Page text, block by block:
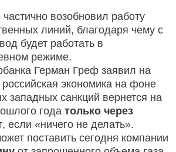
частично возобновил работу
линий, благодаря чему с
будет работать в
режиме.
Герман Греф заявил на
экономика на фоне
западных санкций вернется на
года только через
, если «ничего не делать».
поставить сегодня компании